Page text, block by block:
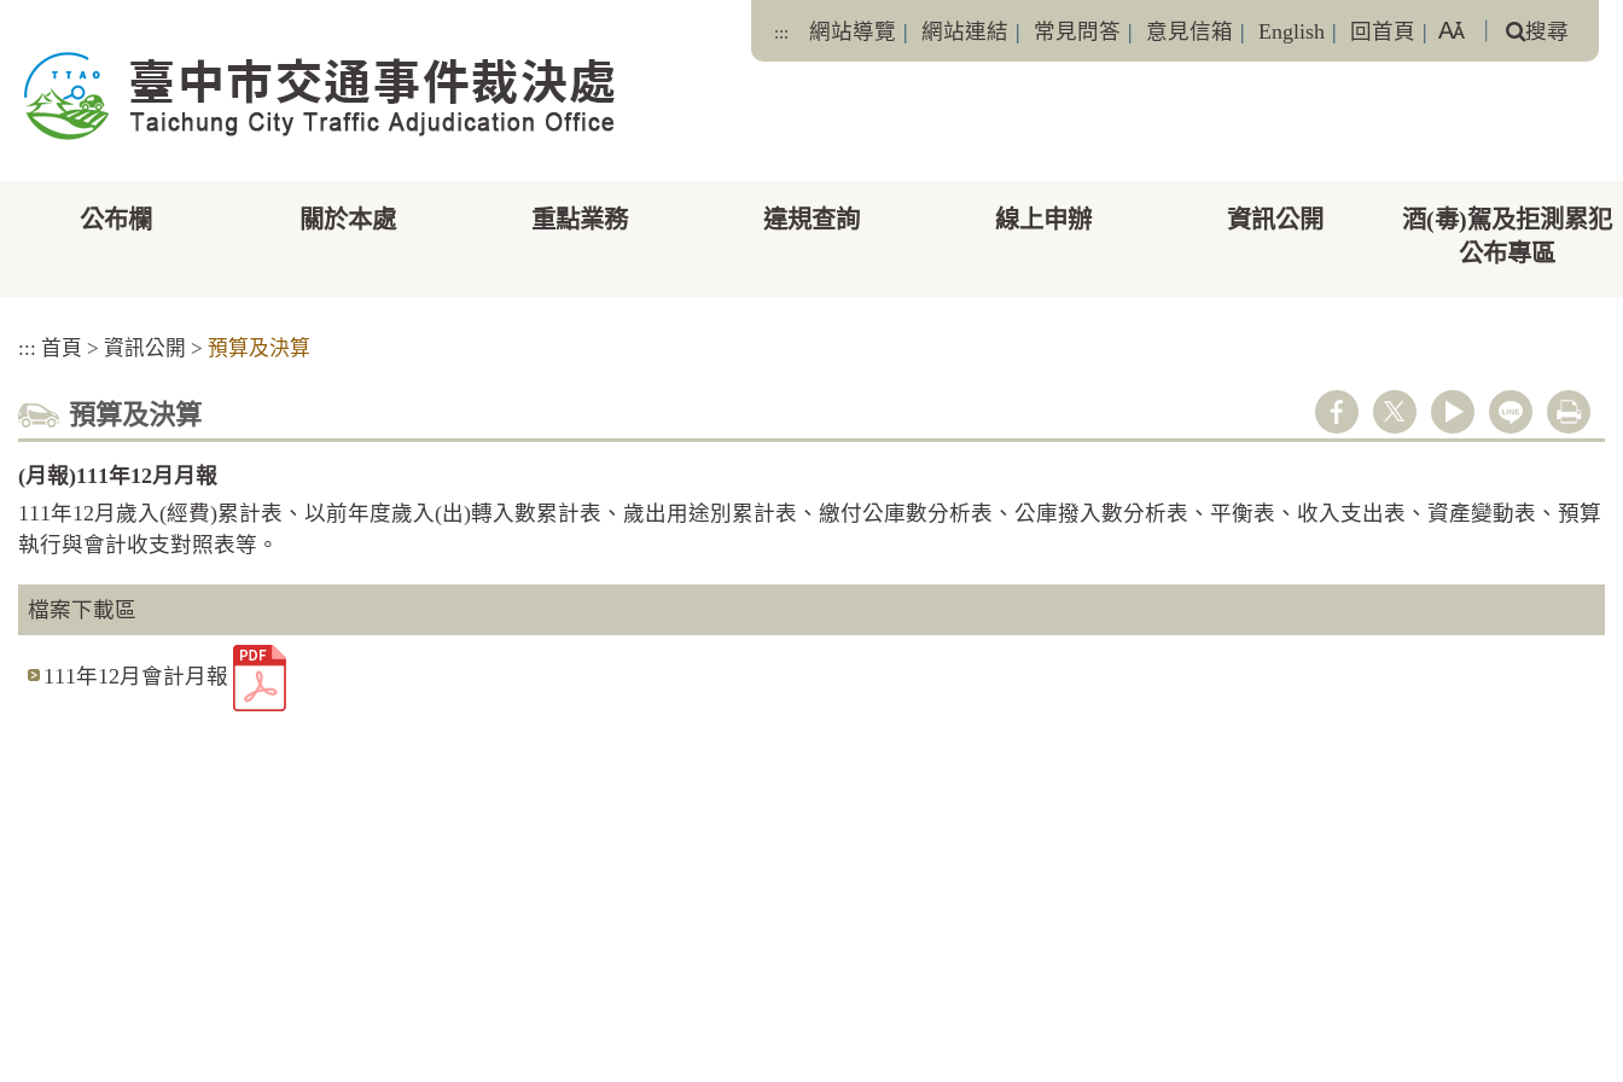
::: 網站導覽 | 網站連結 | 常見問答 | 意見信箱 | English | 回首頁 | 搜尋
公布欄 關於本處 重點業務 違規查詢 線上申辦 資訊公開
酒(毒)駕及拒測累犯
公布專區
::: 首頁 > 資訊公開 > 預算及決算
預算及決算
(月報)111年12月月報
111年12月歲入(經費)累計表、以前年度歲入(出)轉入數累計表、歲出用途別累計表、繳付公庫數分析表、公庫撥入數分析表、平衡表、收入支出表、資產變動表、預算
執行與會計收支對照表等。
檔案下載區
111年12月會計月報